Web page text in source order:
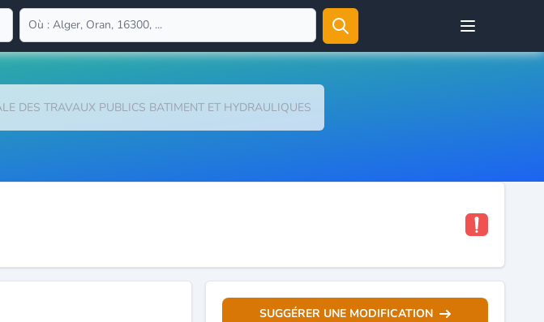
Open user menu
DES TRAVAUX PUBLICS BATIMENT ET HYDRAULIQUES
SUGGÉRER UNE MODIFICATION